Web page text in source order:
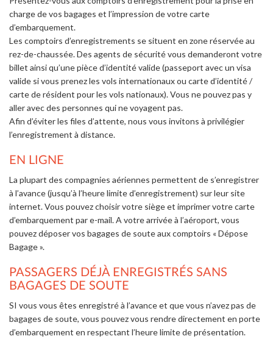
charge de vos bagages et l’impression de votre carte
d’embarquement.
Les comptoirs d’enregistrements se situent en zone réservée au
rez-de-chaussée. Des agents de sécurité vous demanderont votre
billet ainsi qu’une pièce d’identité valide (passeport avec un visa
valide si vous prenez les vols internationaux ou carte d’identité /
carte de résident pour les vols nationaux). Vous ne pouvez pas y
aller avec des personnes qui ne voyagent pas.
Afin d’éviter les files d’attente, nous vous invitons à privilégier
l’enregistrement à distance.
EN LIGNE
La plupart des compagnies aériennes permettent de s’enregistrer
à l’avance (jusqu’à l’heure limite d’enregistrement) sur leur site
internet. Vous pouvez choisir votre siège et imprimer votre carte
d’embarquement par e-mail. A votre arrivée à l’aéroport, vous
pouvez déposer vos bagages de soute aux comptoirs « Dépose
Bagage ».
PASSAGERS DÉJÀ ENREGISTRÉS SANS
BAGAGES DE SOUTE
SI vous vous êtes enregistré à l’avance et que vous n’avez pas de
bagages de soute, vous pouvez vous rendre directement en porte
d’embarquement en respectant l’heure limite de présentation.